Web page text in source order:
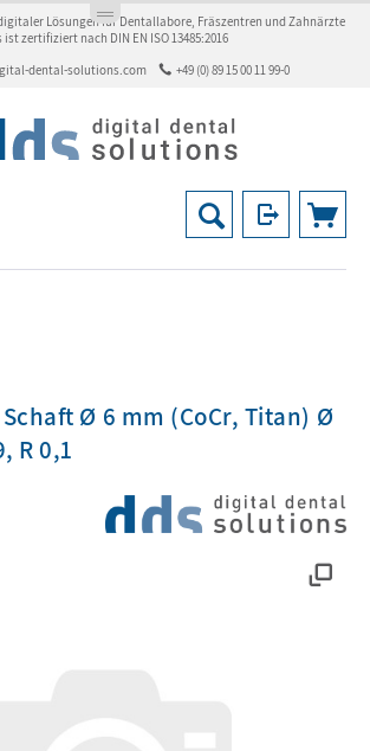
Lösungen für Dentallabore, Fräszentren und Zahnärzte
ist zertifiziert nach DIN EN ISO 13485:2016
dental-solutions.com
+49 (0) 89 15 00 11 99-0
Ø 6 mm (CoCr, Titan) Ø
R 0,1